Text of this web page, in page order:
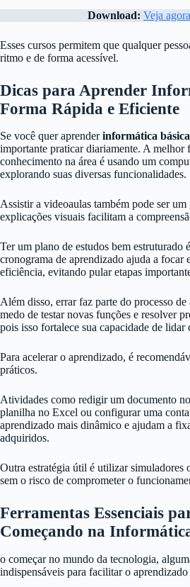
Download: Veja
Esses cursos permitem que qualquer
ritmo e de forma acessível.
Dicas para Aprender
Forma Rápida e Eficiente
Se você quer aprenderinformática básica
importante praticar diariamente. A melhor
conhecimento na área é usando um
explorando suas diversas funcionalidades.
Assistir a videoaulas também pode ser
explicações visuais facilitam a
Ter um plano de estudos bem estruturado
cronograma de aprendizado ajuda a focar
eficiência, evitando pular etapas
Além disso, errar faz parte do processo
medo de testar novas funções e resolver
pois isso fortalece sua capacidade de lidar
Para acelerar o aprendizado, é
práticos.
Atividades como redigir um documento
planilha no Excel ou configurar uma
aprendizado mais dinâmico e ajudam a
adquiridos.
Outra estratégia útil é utilizar simuladores
sem o risco de comprometer o
Ferramentas Essenciais
Começando na
o começar no mundo da tecnologia,
indispensáveis para facilitar o